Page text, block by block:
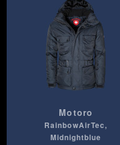
Motoro
RainbowAirTec,
Midnightblue